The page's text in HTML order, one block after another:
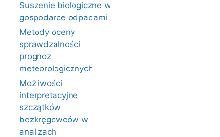
Suszenie biologiczne w
gospodarce odpadami
Metody oceny
sprawdzalności
prognoz
meteorologicznych
Możliwości
interpretacyjne
szczątków
bezkręgowców w
analizach